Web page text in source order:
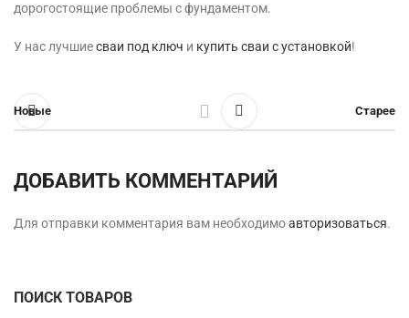
дорогостоящие проблемы с фундаментом.
У нас лучшиесваи под ключ и купить сваи с установкой!
Новые Старее
ДОБАВИТЬ КОММЕНТАРИЙ
Для отправки комментария вам необходимоавторизоваться.
ПОИСК ТОВАРОВ